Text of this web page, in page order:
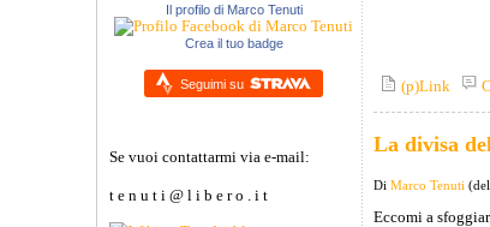
Il profilo di Marco Tenuti
Crea il tuo badge
Seguimi su
Se vuoi contattarmi via e-mail:
t e n u t i @ l i b e r o . i t
(p)Link
La divisa
Di Marco Tenuti
Eccomi a